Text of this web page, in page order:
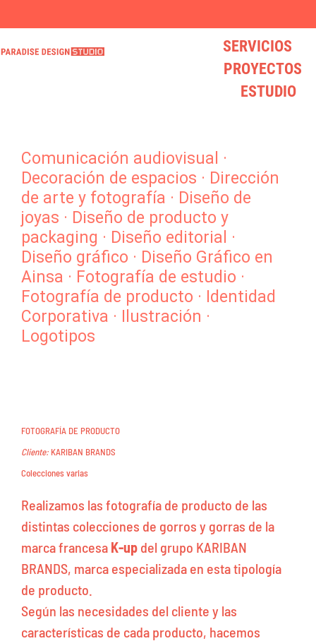
* VISITA NUESTRO LOVELY STORE * mucho diseño y mucho LOVE
¿BUSCAS UN DISEÑADOR? hola@paradisedesign.es
* VISITA NUESTRO LOVELY STORE * mucho diseño y mucho LOVE
¿BUSCAS UN DISEÑADOR? hola@paradisedesign.es
* VISITA NUESTRO LOVELY STORE * mucho diseño y mucho LOVE
¿BUSCAS UN DISEÑADOR? hola@paradisedesign.es
SERVICIOS
PROYECTOS
ESTUDIO
Comunicación audiovisual ·
Decoración de espacios · Dirección
de arte y fotografía · Diseño de
joyas · Diseño de producto y
packaging · Diseño editorial ·
Diseño gráfico · Diseño Gráfico en
Ainsa · Fotografía de estudio ·
Fotografía de producto · Identidad
Corporativa · Ilustración ·
Logotipos
FOTOGRAFÍA DE PRODUCTO
Cliente: KARIBAN BRANDS
Colecciones varias
Realizamos las fotografía de producto de las
distintas colecciones de gorros y gorras de la
marca francesa K-up del grupo KARIBAN
BRANDS, marca especializada en esta tipología
de producto.
Según las necesidades del cliente y las
características de cada producto, hacemos